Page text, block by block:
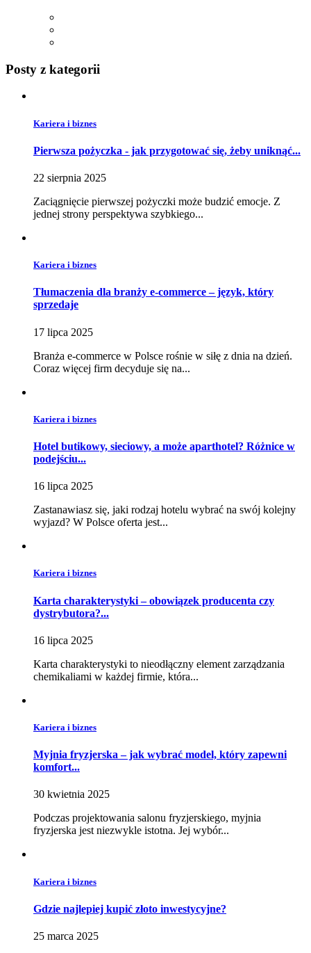
Posty z kategorii
Kariera i biznes
Pierwsza pożyczka - jak przygotować się, żeby uniknąć...
22 sierpnia 2025
Zaciągnięcie pierwszej pożyczki może budzić emocje. Z
jednej strony perspektywa szybkiego...
Kariera i biznes
Tłumaczenia dla branży e-commerce – język, który
sprzedaje
17 lipca 2025
Branża e-commerce w Polsce rośnie w siłę z dnia na dzień.
Coraz więcej firm decyduje się na...
Kariera i biznes
Hotel butikowy, sieciowy, a może aparthotel? Różnice w
podejściu...
16 lipca 2025
Zastanawiasz się, jaki rodzaj hotelu wybrać na swój kolejny
wyjazd? W Polsce oferta jest...
Kariera i biznes
Karta charakterystyki – obowiązek producenta czy
dystrybutora?...
16 lipca 2025
Karta charakterystyki to nieodłączny element zarządzania
chemikaliami w każdej firmie, która...
Kariera i biznes
Myjnia fryzjerska – jak wybrać model, który zapewni
komfort...
30 kwietnia 2025
Podczas projektowania salonu fryzjerskiego, myjnia
fryzjerska jest niezwykle istotna. Jej wybór...
Kariera i biznes
Gdzie najlepiej kupić złoto inwestycyjne?
25 marca 2025